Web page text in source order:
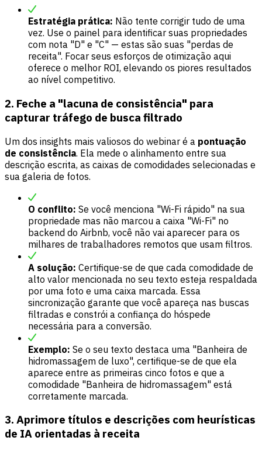
Estratégia prática: Não tente corrigir tudo de uma
vez. Use o painel para identificar suas propriedades
com nota "D" e "C" — estas são suas "perdas de
receita". Focar seus esforços de otimização aqui
oferece o melhor ROI, elevando os piores resultados
ao nível competitivo.
2. Feche a "lacuna de consistência" para
capturar tráfego de busca filtrado
Um dos insights mais valiosos do webinar é a pontuação
de consistência. Ela mede o alinhamento entre sua
descrição escrita, as caixas de comodidades selecionadas e
sua galeria de fotos.
O conflito: Se você menciona "Wi-Fi rápido" na sua
propriedade mas não marcou a caixa "Wi-Fi" no
backend do Airbnb, você não vai aparecer para os
milhares de trabalhadores remotos que usam filtros.
A solução: Certifique-se de que cada comodidade de
alto valor mencionada no seu texto esteja respaldada
por uma foto e uma caixa marcada. Essa
sincronização garante que você apareça nas buscas
filtradas e constrói a confiança do hóspede
necessária para a conversão.
Exemplo: Se o seu texto destaca uma "Banheira de
hidromassagem de luxo", certifique-se de que ela
aparece entre as primeiras cinco fotos e que a
comodidade "Banheira de hidromassagem" está
corretamente marcada.
3. Aprimore títulos e descrições com heurísticas
de IA orientadas à receita